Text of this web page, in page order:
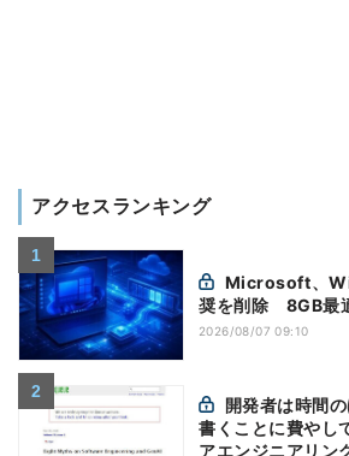
アクセスランキング
奨を削除 8GB最
2026/08/07 09:10
書くことに費やし
アエンジニアリン